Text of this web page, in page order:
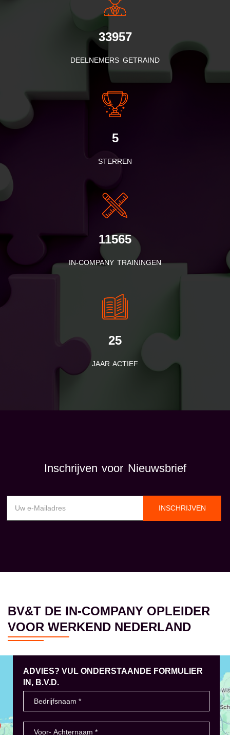
33957
DEELNEMERS GETRAIND
5
STERREN
11565
IN-COMPANY TRAININGEN
25
JAAR ACTIEF
Inschrijven voor Nieuwsbrief
INSCHRIJVEN
BV&T DE IN-COMPANY OPLEIDER
VOOR WERKEND NEDERLAND
ADVIES? VUL ONDERSTAANDE FORMULIER
IN, B.V.D.